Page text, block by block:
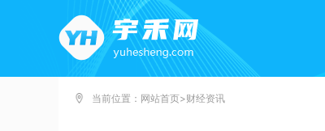
当前位置： 网站首页>财经资讯